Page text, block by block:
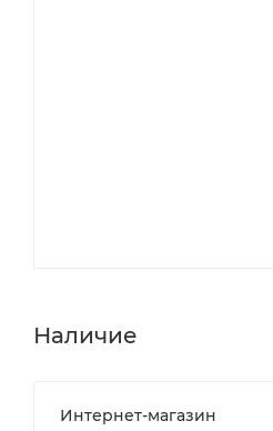
Наличие
Интернет-магазин